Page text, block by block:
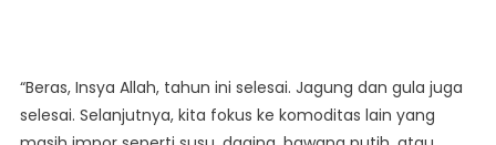
“Beras, Insya Allah, tahun ini selesai. Jagung dan gula juga
selesai. Selanjutnya, kita fokus ke komoditas lain yang